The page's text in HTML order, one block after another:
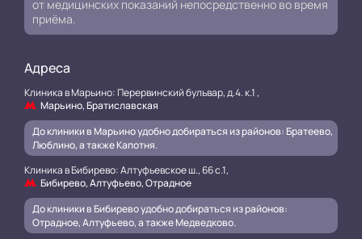
от медицинских показаний непосредственно во время
приёма.
Адреса
Клиника в Марьино: Перервинский бульвар, д.4. к.1 ,
Марьино, Братиславская
До клиники в Марьино удобно добираться из районов: Братеево,
Люблино, а также Капотня.
Клиника в Бибирево: Алтуфьевское ш., 66 с.1,
Бибирево, Алтуфьево, Отрадное
До клиники в Бибирево удобно добираться из районов:
Отрадное, Алтуфьево, а также Медведково.